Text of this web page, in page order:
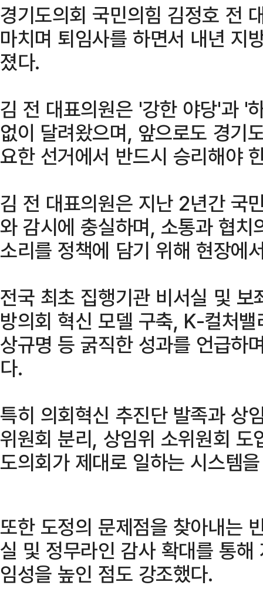
경기도의회 국민의힘 김정호 전
마치며 퇴임사를 하면서 내년 지
졌다.
김 전 대표의원은 '강한 야당'과 '
없이 달려왔으며, 앞으로도 경기
요한 선거에서 반드시 승리해야
김 전 대표의원은 지난 2년간 국
와 감시에 충실하며, 소통과 협
소리를 정책에 담기 위해 현장에
전국 최초 집행기관 비서실 및
방의회 혁신 모델 구축, K-컬처
상규명 등 굵직한 성과를 언급하
다.
특히 의회혁신 추진단 발족과 상
위원회 분리, 상임위 소위원회
도의회가 제대로 일하는 시스템
또한 도정의 문제점을 찾아내는
실 및 정무라인 감사 확대를 통
임성을 높인 점도 강조했다.